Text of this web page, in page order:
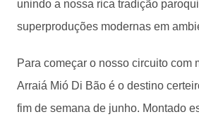
unindo a nossa rica tradição
superproduções modernas em
Para começar o nosso circuito com
Arraiá Mió Di Bão é o destino
fim de semana de junho. Montado